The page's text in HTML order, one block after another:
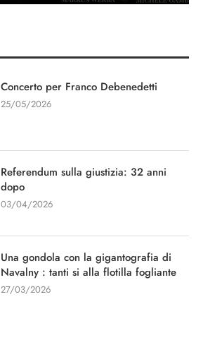
Concerto per Franco Debenedetti
25/05/2026
Referendum sulla giustizia: 32 anni
dopo
03/04/2026
Una gondola con la gigantografia di
Navalny : tanti si alla flotilla fogliante
27/03/2026